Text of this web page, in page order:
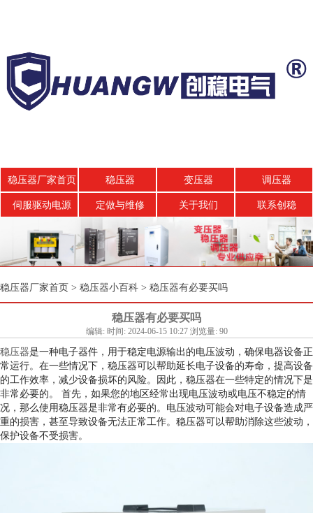
稳压器厂家首页 稳压器 变压器 调压器
伺服驱动电源 定做与维修 关于我们 联系创稳
稳压器厂家首页 > 稳压器小百科 > 稳压器有必要买吗
稳压器有必要买吗
编辑: 时间: 2024-06-15 10:27 浏览量: 90
稳压器是一种电子器件，用于稳定电源输出的电压波动，确保电器设备正
常运行。在一些情况下，稳压器可以帮助延长电子设备的寿命，提高设备
的工作效率，减少设备损坏的风险。因此，稳压器在一些特定的情况下是
非常必要的。 首先，如果您的地区经常出现电压波动或电压不稳定的情
况，那么使用稳压器是非常有必要的。电压波动可能会对电子设备造成严
重的损害，甚至导致设备无法正常工作。稳压器可以帮助消除这些波动，
保护设备不受损害。